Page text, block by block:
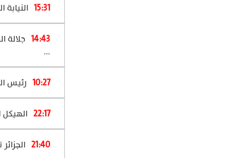
15:31
14:43 جلالة
...
10:27 رئيس
22:17
21:40